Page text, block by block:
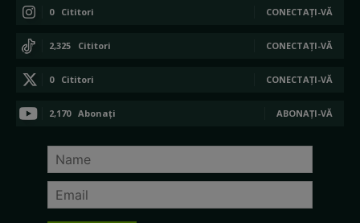
0 Cititori CONECTAȚI-VĂ
2,325 Cititori CONECTAȚI-VĂ
0 Cititori CONECTAȚI-VĂ
2,170 Abonați ABONAȚI-VĂ